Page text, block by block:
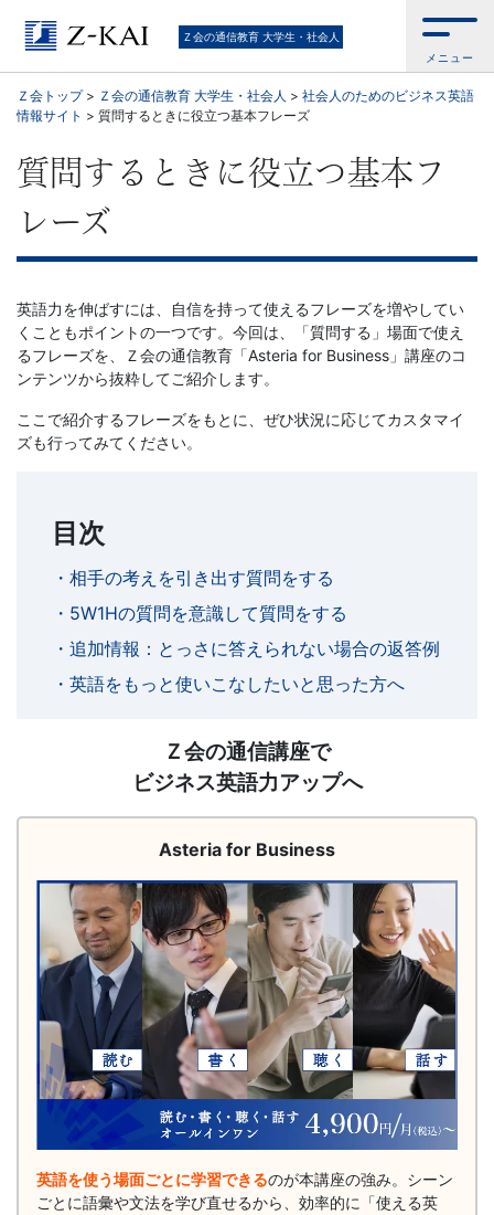
【Ｚ
会】
大
学
生・
社
会
人
向
座
TOEIC®
Ｚ会の通信教育 大学生・社会人
メニュー
Ｚ会トップ> Ｚ会の通信教育 大学生・社会人 > 社会人のためのビジネス英語
情報サイト > 質問するときに役立つ基本フレーズ
質問するときに役立つ基本フ
レーズ
英語力を伸ばすには、自信を持って使えるフレーズを増やしてい
くこともポイントの一つです。今回は、「質問する」場面で使え
るフレーズを、Ｚ会の通信教育「Asteria for Business」講座のコ
ンテンツから抜粋してご紹介します。
ここで紹介するフレーズをもとに、ぜひ状況に応じてカスタマイ
ズも行ってみてください。
目次
・相手の考えを引き出す質問をする
・5W1Hの質問を意識して質問をする
・追加情報：とっさに答えられない場合の返答例
・英語をもっと使いこなしたいと思った方へ
ビ
Ｚ会の通信講座で
ビジネス英語力アップへ
Asteria for Business
英語を使う場面ごとに学習できるのが本講座の強み。シーン
ごとに語彙や文法を学び直せるから、効率的に「使える英